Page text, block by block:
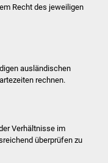
Entsorgung
Recht des jeweiligen
ausländischen
rechnen.
Verhältnisse im
überprüfen zu